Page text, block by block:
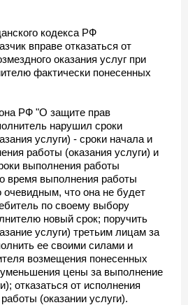
кодекса РФ
вправе отказаться от
оказания услуг при
фактически понесенных
РФ "О защите прав
нарушил сроки
услуги) - сроки начала и
работы (оказания услуги) и
выполнения работы
время выполнения работы
очевидным, что она не будет
по своему выбору
новый срок; поручить
услуги) третьим лицам за
ее своими силами и
возмещения понесенных
цены за выполнение
отказаться от исполнения
(оказании услуги).